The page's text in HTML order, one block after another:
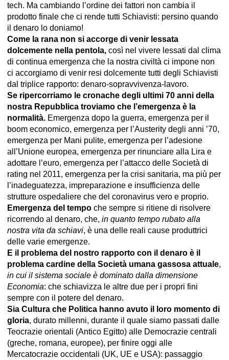
tech. Ma cambiando l’ordine dei fattori non cambia il
prodotto finale che ci rende tutti Schiavisti: persino quando
il denaro lo doniamo!
Come la rana non si accorge di venir lessata
dolcemente nella pentola, così nel vivere lessati dal clima
di continua emergenza che la nostra civiltà ci impone non
ci accorgiamo di venir resi dolcemente tutti degli Schiavisti
dal triplice rapporto: denaro-sopravvivenza-lavoro.
Se ripercorriamo le cronache degli ultimi 70 anni della
nostra Repubblica troviamo che l’emergenza è la
normalità. Emergenza dopo la guerra, emergenza per il
boom economico, emergenza per l’Austerity degli anni ’70,
emergenza per Mani pulite, emergenza per l’adesione
all’Unione europea, emergenza per rinunciare alla Lira e
adottare l’euro, emergenza per l’attacco delle Società di
rating nel 2011, emergenza per la crisi sanitaria, ma più per
l’inadeguatezza, impreparazione e insufficienza delle
strutture ospedaliere che del coronavirus vero e proprio.
Emergenza del tempo che sempre si ritiene di risolvere
ricorrendo al denaro, che, in quanto tempo rubato alla
nostra vita da schiavi, è una delle reali cause produttrici
delle varie emergenze.
E il problema del nostro rapporto con il denaro è il
problema cardine della Società umana gassosa attuale,
in cui il sistema sociale è dominato dalla dimensione
Economia: che schiavizza le altre due per i propri fini
sempre con il potere del denaro.
Sia Cultura che Politica hanno avuto il loro momento di
gloria, durato millenni, durante il quale siamo passati dalle
Teocrazie orientali (Antico Egitto) alle Democrazie centrali
(greche, romana, europee), per finire oggi alle
Mercatocrazie occidentali (UK, UE e USA): passaggio